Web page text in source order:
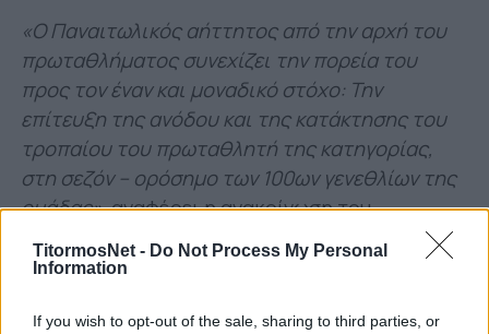
TitormosNet - Do Not Process My Personal
Information
If you wish to opt-out of the sale, sharing to third parties, or
«Ο Παναιτωλικός αήττητος από την αρχή του
πρωταθλήματος συνεχίζει την πορεία του
προς τον έναν και μοναδικό στόχο: Την
επίτευξη της ανόδου και της κατάκτησης του
τροπαίου του πρωταθλητή της κατηγορίας,
στη σεζόν – ορόσημο των 100ων γενεθλίων της
ομάδας», αναφέρει η ανακοίνωση του
Ερασιτέχνη.